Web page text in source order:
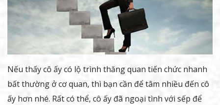
Nếu thấy cô ấy có lộ trình thăng quan tiến chức nhanh
bất thường ở cơ quan, thì bạn cần để tâm nhiều đến cô
ấy hơn nhé. Rất có thể, cô ấy đã ngoại tình với sếp để